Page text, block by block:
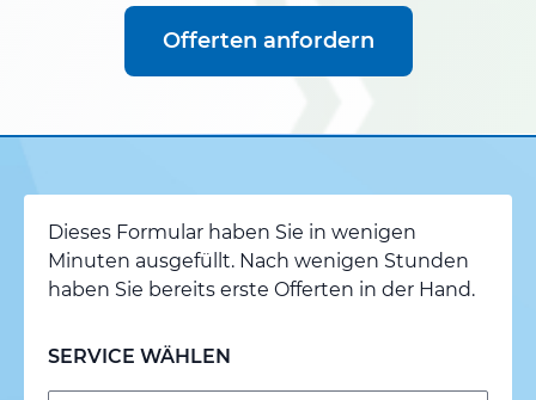
Offerten anfordern
Dieses Formular haben Sie in wenigen
Minuten ausgefüllt. Nach wenigen Stunden
haben Sie bereits erste Offerten in der Hand.
SERVICE WÄHLEN